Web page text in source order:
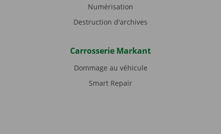
Numérisation
Destruction d'archives
Carrosserie Markant
Dommage au véhicule
Smart Repair